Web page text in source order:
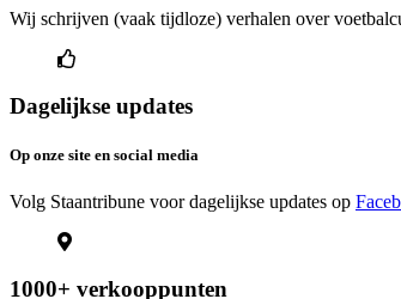
Wij schrijven (vaak tijdloze) verhalen over
Dagelijkse updates
Op onze site en social media
Volg Staantribune voor dagelijkse updates op
1000+ verkooppunten